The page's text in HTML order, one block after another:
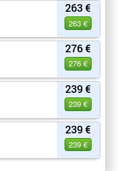
263 €
263 €
276 €
276 €
239 €
239 €
239 €
239 €